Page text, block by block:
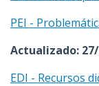
PEI -
Actualizado:
EDI - Recursos